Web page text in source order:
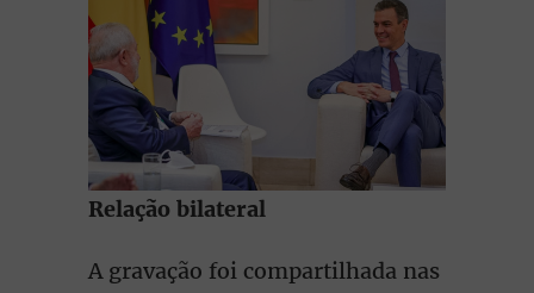
Relação bilateral
A gravação foi compartilhada nas